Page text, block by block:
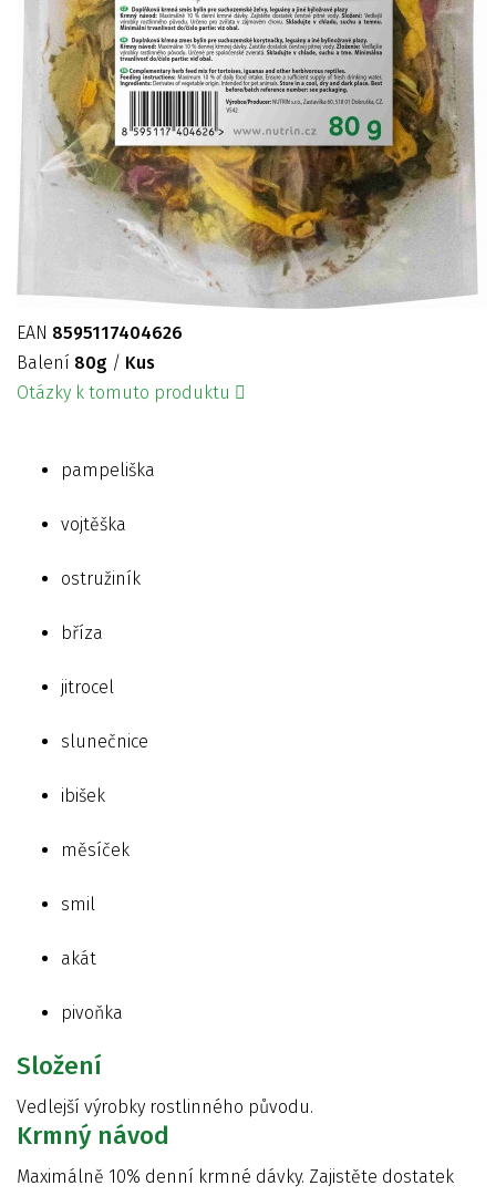
EAN 8595117404626
Balení 80g / Kus
Otázky k tomuto produktu
pampeliška
vojtěška
ostružiník
bříza
jitrocel
slunečnice
ibišek
měsíček
smil
akát
pivoňka
Složení
Vedlejší výrobky rostlinného původu.
Krmný návod
Maximálně 10% denní krmné dávky. Zajistěte dostatek